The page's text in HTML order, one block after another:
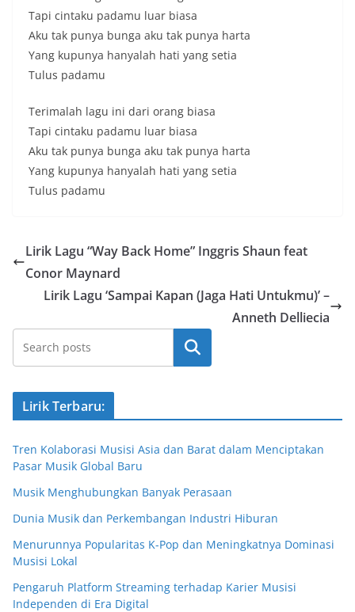
U
Tapi cintaku padamu luar biasa
Aku tak punya bunga aku tak punya harta
Yang kupunya hanyalah hati yang setia
Tulus padamu
Terimalah lagu ini dari orang biasa
Tapi cintaku padamu luar biasa
Aku tak punya bunga aku tak punya harta
Yang kupunya hanyalah hati yang setia
Tulus padamu
Lirik Lagu “Way Back Home” Inggris Shaun feat
Conor Maynard
Lirik Lagu ‘Sampai Kapan (Jaga Hati Untukmu)’ –
Anneth Delliecia
Cari
Lirik Terbaru:
Tren Kolaborasi Musisi Asia dan Barat dalam Menciptakan
Pasar Musik Global Baru
Musik Menghubungkan Banyak Perasaan
Dunia Musik dan Perkembangan Industri Hiburan
Menurunnya Popularitas K-Pop dan Meningkatnya Dominasi
Musisi Lokal
Pengaruh Platform Streaming terhadap Karier Musisi
Independen di Era Digital